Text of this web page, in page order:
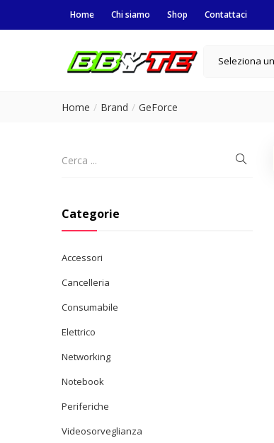
Home Chi siamo Shop Contattaci
Home Brand GeForce
Categorie
Accessori
Cancelleria
Consumabile
Elettrico
Networking
Notebook
Periferiche
Videosorveglianza